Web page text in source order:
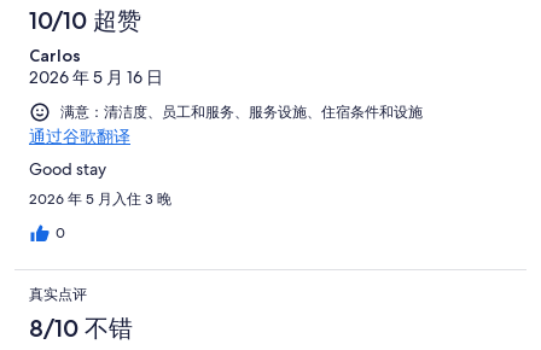
10/10 超赞
Carlos
2026 年 5 月 16 日
满意：清洁度、员工和服务、服务设施、住宿条件和设施
通过谷歌翻译
Good stay
2026 年 5 月入住 3 晚
0
真实点评
8/10 不错